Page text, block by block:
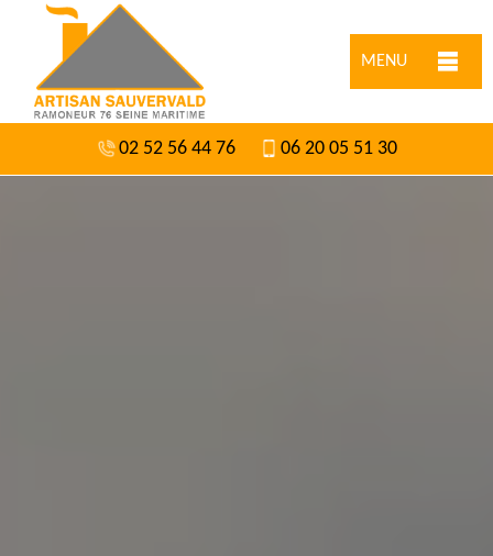
MENU
02 52 56 44 76 06 20 05 51 30